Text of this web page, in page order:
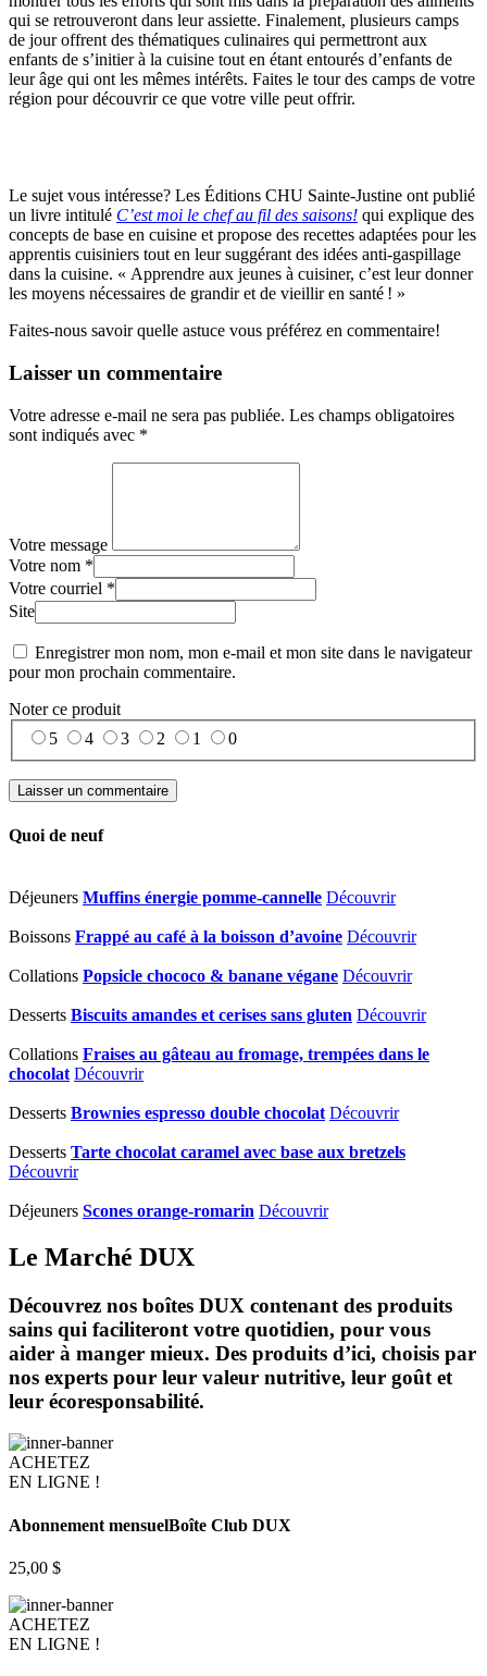
qui se retrouveront dans leur assiette. Finalement, plusieurs camps
de jour offrent des thématiques culinaires qui permettront aux
enfants de s’initier à la cuisine tout en étant entourés d’enfants de
leur âge qui ont les mêmes intérêts. Faites le tour des camps de votre
région pour découvrir ce que votre ville peut offrir.
Le sujet vous intéresse? Les Éditions CHU Sainte-Justine ont publié
un livre intitulé C’est moi le chef au fil des saisons! qui explique des
concepts de base en cuisine et propose des recettes adaptées pour les
apprentis cuisiniers tout en leur suggérant des idées anti-gaspillage
dans la cuisine. « Apprendre aux jeunes à cuisiner, c’est leur donner
les moyens nécessaires de grandir et de vieillir en santé ! »
Faites-nous savoir quelle astuce vous préférez en commentaire!
Laisser un commentaire
Votre adresse e-mail ne sera pas publiée. Les champs obligatoires
sont indiqués avec *
Votre message
Votre nom *
Votre courriel *
Site
Enregistrer mon nom, mon e-mail et mon site dans le navigateur
pour mon prochain commentaire.
Noter ce produit
5
4 3 2 1 0
Quoi de neuf
Déjeuners Muffins énergie pomme-cannelle Découvrir
Boissons Frappé au café à la boisson d’avoine Découvrir
Collations Popsicle chococo & banane végane Découvrir
Desserts Biscuits amandes et cerises sans gluten Découvrir
Collations Fraises au gâteau au fromage, trempées dans le
chocolat Découvrir
Desserts Brownies espresso double chocolat Découvrir
Desserts Tarte chocolat caramel avec base aux bretzels
Découvrir
Déjeuners Scones orange-romarin Découvrir
Le Marché DUX
Découvrez nos boîtes DUX contenant des produits
sains qui faciliteront votre quotidien, pour vous
aider à manger mieux. Des produits d’ici, choisis par
nos experts pour leur valeur nutritive, leur goût et
leur écoresponsabilité.
ACHETEZ
EN LIGNE !
Abonnement mensuelBoîte Club DUX
25,00 $
ACHETEZ
EN LIGNE !